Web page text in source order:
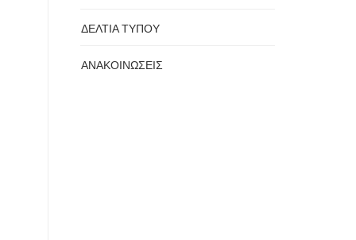
ΔΕΛΤΙΑ ΤΥΠΟΥ
ΑΝΑΚΟΙΝΩΣΕΙΣ